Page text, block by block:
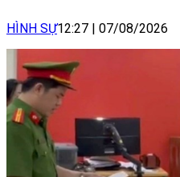
HÌNH SỰ12:27 | 07/08/2026